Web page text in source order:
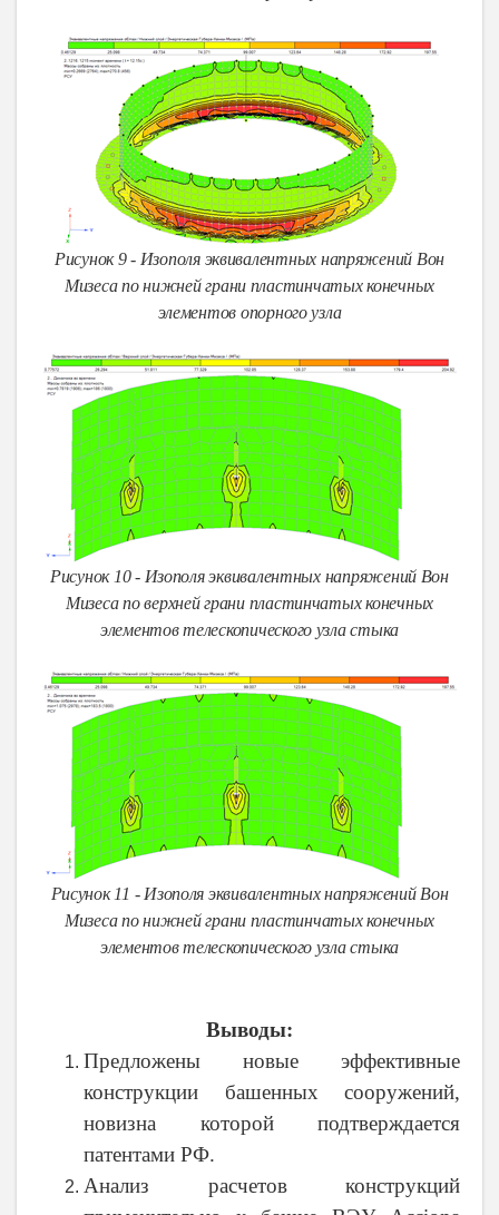
Рисунок 9 - Изополя эквивалентных напряжений Вон
Мизеса по нижней грани пластинчатых конечных
элементов опорного узла
Рисунок 10 - Изополя эквивалентных напряжений Вон
Мизеса по верхней грани пластинчатых конечных
элементов телескопического узла стыка
Рисунок 11 - Изополя эквивалентных напряжений Вон
Мизеса по нижней грани пластинчатых конечных
элементов телескопического узла стыка
Выводы:
Предложены новые эффективные
конструкции башенных сооружений,
новизна которой подтверждается
патентами РФ.
Анализ расчетов конструкций